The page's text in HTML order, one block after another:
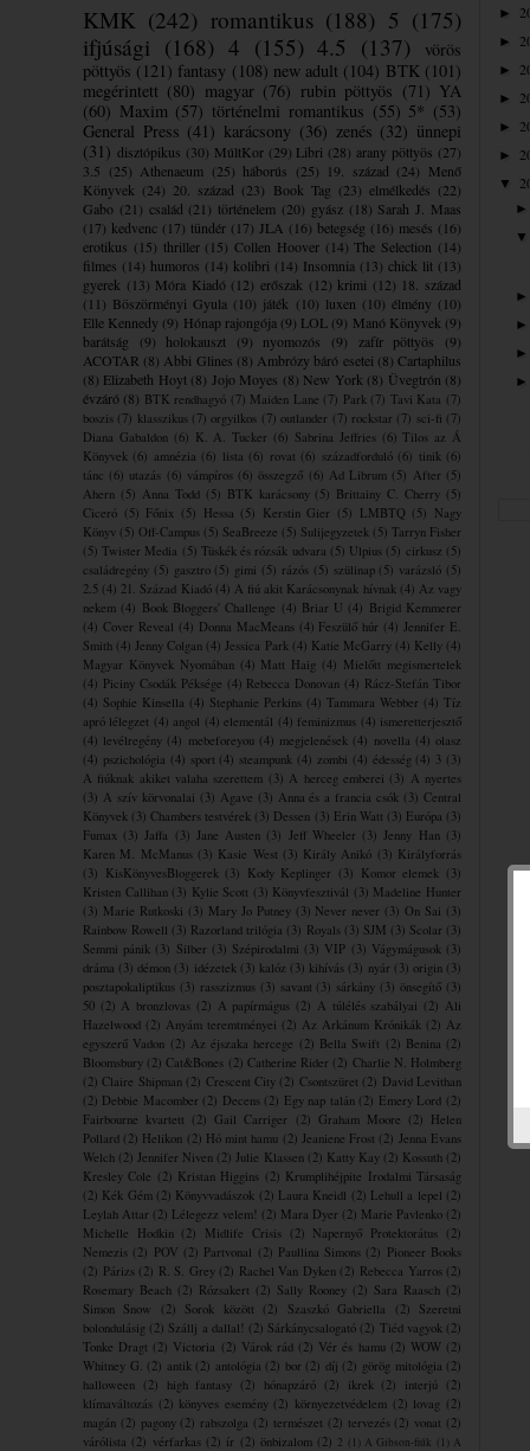
KMK (242) romantikus (188) 5 (175)
ifjúsági (168) 4 (155) 4.5 (137)
vörös
pöttyös (121) fantasy (108) new adult (104) BTK (101)
megérintett (80) magyar (76) rubin pöttyös (71) YA
(60) Maxim (57) történelmi romantikus (55) 5* (53)
General Press (41) karácsony (36) zenés (32) ünnepi
(31) disztópikus (30) MúltKor (29) Libri (28) arany pöttyös (27)
3.5 (25) Athenaeum (25) háborús (25) 19. század (24) Menő
Könyvek (24) 20. század (23) Book Tag (23) elmélkedés (22)
Gabo (21) család (21) történelem (20) gyász (18) Sarah J. Maas
(17) kedvenc (17) tündér (17) JLA (16) betegség (16) mesés (16)
erotikus (15) thriller (15) Collen Hoover (14) The Selection (14)
filmes (14) humoros (14) kolibri (14) Insomnia (13) chick lit (13)
gyerek (13) Móra Kiadó (12) erőszak (12) krimi (12) 18. század
(11) Böszörményi Gyula (10) játék (10) luxen (10) élmény (10)
Elle Kennedy (9) Hónap rajongója (9) LOL (9) Manó Könyvek (9)
barátság
(9) holokauszt (9) nyomozós (9) zafír pöttyös
(9)
ACOTAR (8) Abbi Glines (8) Ambrózy báró esetei (8) Cartaphilus
(8) Elizabeth Hoyt (8) Jojo Moyes (8) New York (8) Üvegtrón (8)
évzáró (8) BTK rendhagyó (7) Maiden Lane (7) Park (7) Tavi Kata (7)
boszis (7) klasszikus (7) orgyilkos (7) outlander (7) rockstar (7) sci-fi (7)
Diana Gabaldon (6) K. A. Tucker (6) Sabrina Jeffries (6) Tilos az Á
Könyvek (6) amnézia (6) lista (6) rovat (6) századforduló (6) tinik (6)
tánc (6) utazás (6) vámpíros (6) összegző (6) Ad Librum (5) After (5)
Ahern (5) Anna Todd (5) BTK karácsony (5) Brittainy C. Cherry (5)
Ciceró (5) Főnix (5) Hessa (5) Kerstin Gier (5) LMBTQ (5) Nagy
Könyv (5) Off-Campus (5) SeaBreeze (5) Sulijegyzetek (5) Tarryn Fisher
(5) Twister Media (5) Tüskék és rózsák udvara (5) Ulpius (5) cirkusz (5)
családregény (5) gasztro (5) gimi (5) rázós (5) szülinap (5) varázsló (5)
2.5 (4) 21. Század Kiadó (4) A fiú akit Karácsonynak hívnak (4) Az vagy
nekem (4) Book Bloggers' Challenge (4) Briar U (4) Brigid Kemmerer
(4) Cover Reveal (4) Donna MacMeans (4) Feszülő húr (4) Jennifer E.
Smith (4) Jenny Colgan (4) Jessica Park (4) Katie McGarry (4) Kelly (4)
Magyar Könyvek Nyomában (4) Matt Haig (4) Mielőtt megismertelek
(4) Piciny Csodák Péksége (4) Rebecca Donovan (4) Rácz-Stefán Tibor
(4) Sophie Kinsella (4) Stephanie Perkins (4) Tammara Webber (4) Tíz
apró lélegzet (4) angol (4) elementál (4) feminizmus (4) ismeretterjesztő
(4) levélregény (4) mebeforeyou (4) megjelenések (4) novella (4) olasz
(4) pszichológia (4) sport (4) steampunk (4) zombi (4) édesség (4) 3 (3)
A fiúknak akiket valaha szerettem (3) A herceg emberei (3) A nyertes
(3) A szív körvonalai (3) Agave (3) Anna és a francia csók (3) Central
Könyvek (3) Chambers testvérek (3) Dessen (3) Erin Watt (3) Európa (3)
Fumax (3) Jaffa (3) Jane Austen (3) Jeff Wheeler (3) Jenny Han (3)
Karen M. McManus (3) Kasie West (3) Király Anikó (3) Királyforrás
(3) KisKönyvesBloggerek (3) Kody Keplinger (3) Komor elemek (3)
Kristen Callihan (3) Kylie Scott (3) Könyvfesztivál (3) Madeline Hunter
(3) Marie Rutkoski (3) Mary Jo Putney (3) Never never (3) On Sai (3)
Rainbow Rowell (3) Razorland trilógia (3) Royals (3) SJM (3) Scolar (3)
Semmi pánik (3) Silber (3) Szépirodalmi (3) VIP (3) Vágymágusok (3)
dráma (3) démon (3) idézetek (3) kalóz (3) kihívás (3) nyár (3) origin (3)
posztapokaliptikus (3) rasszizmus (3) savant (3) sárkány (3) önsegítő (3)
50 (2) A bronzlovas (2) A papírmágus (2) A túlélés szabályai (2) Ali
Hazelwood (2) Anyám teremtményei (2) Az Arkánum Krónikák (2) Az
egyszerű Vadon (2) Az éjszaka hercege (2) Bella Swift (2) Benina (2)
Bloomsbury (2) Cat&Bones (2) Catherine Rider (2) Charlie N. Holmberg
(2) Claire Shipman (2) Crescent City (2) Csontszüret (2) David Levithan
(2) Debbie Macomber (2) Decens (2) Egy nap talán (2) Emery Lord (2)
Fairbourne kvartett (2) Gail Carriger (2) Graham Moore (2) Helen
Pollard (2) Helikon (2) Hó mint hamu (2) Jeaniene Frost (2) Jenna Evans
Welch (2) Jennifer Niven (2) Julie Klassen (2) Katty Kay (2) Kossuth (2)
Kresley Cole (2) Kristan Higgins (2) Krumplihéjpite ​Irodalmi Társaság
(2) Kék Gém (2) Könyvvadászok (2) Laura Kneidl (2) Lehull a lepel (2)
Leylah Attar (2) Lélegezz velem! (2) Mara Dyer (2) Marie Pavlenko (2)
Michelle Hodkin (2) Midlife Crisis (2) Napernyő Protektorátus (2)
Nemezis (2) POV (2) Partvonal (2) Paullina Simons (2) Pioneer Books
(2) Párizs (2) R. S. Grey (2) Rachel Van Dyken (2) Rebecca Yarros (2)
Rosemary Beach (2) Rózsakert (2) Sally Rooney (2) Sara Raasch (2)
Simon Snow
(2) Sorok között (2) Szaszkó Gabriella (2)
Szeretni
bolondulásig (2) Szállj a dallal! (2) Sárkánycsalogató (2) Tiéd vagyok (2)
Tonke Dragt (2) Victoria (2) Várok rád (2) Vér és hamu (2) WOW (2)
Whitney G. (2) antik (2) antológia (2) bor (2) díj (2) görög mitológia (2)
halloween (2) high fantasy (2) hónapzáró (2) ikrek (2) interjú (2)
klímaváltozás (2) könyves esemény (2) környezetvédelem (2) lovag (2)
magán (2) pagony (2) rabszolga (2) természet (2) tervezés (2) vonat (2)
várólista (2) vérfarkas (2) ír (2) önbizalom (2) 2 (1) A Gibson-fiúk (1) A
►
►
►
►
►
►
▼